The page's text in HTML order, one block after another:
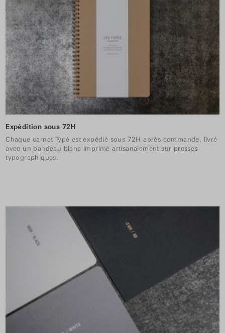
Expédition sous 72H
Chaque carnet Typé est expédié sous 72H après commande, livré
avec un bandeau blanc imprimé artisanalement sur presses
typographiques.